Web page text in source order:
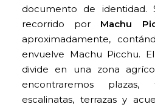
documento de
recorrido por Machu
aproximadamente,
envuelve Machu Picchu.
divide en una zona
encontraremos plazas,
escalinatas, terrazas y